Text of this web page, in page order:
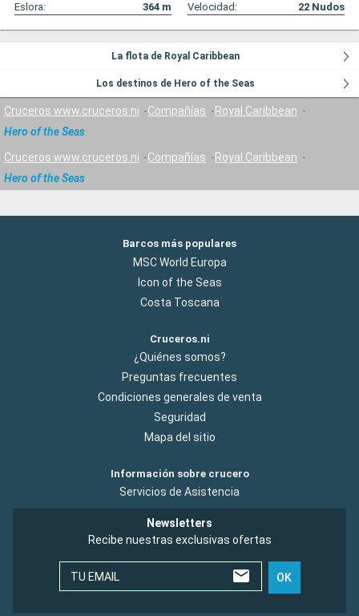
Eslora:
364 m Velocidad: 22 Nudos
La flota de Royal Caribbean
Los destinos de Hero of the Seas
Cruceros www.cruceros.ni Compañías
Royal Caribbean
Hero of the Seas
Cruceros www.cruceros.ni Compañías
Royal Caribbean
Hero of the Seas
Barcos más populares
MSC World Europa
Icon of the Seas
Costa Toscana
Cruceros.ni
¿Quiénes somos?
Preguntas frecuentes
Condiciones generales de venta
Seguridad
Mapa del sitio
Información sobre crucero
Servicios de Asistencia
Newsletters
Recibe nuestras exclusivas ofertas
TU EMAIL OK